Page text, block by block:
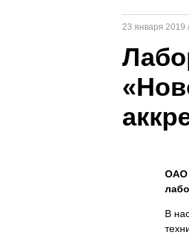
23 января 2019
ОАО
В